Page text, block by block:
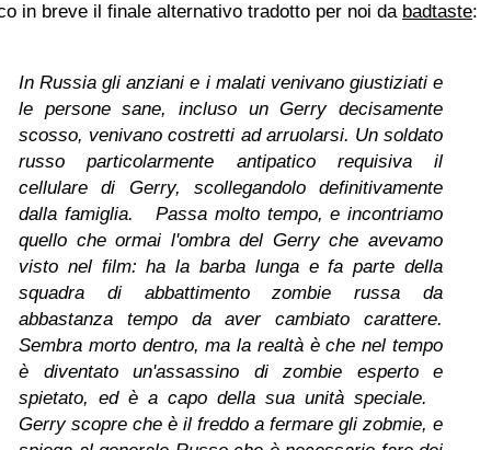
in breve il finale alternativo tradotto per noi da badtaste:
In Russia gli anziani e i malati venivano giustiziati e
le persone sane, incluso un Gerry decisamente
scosso, venivano costretti ad arruolarsi. Un soldato
russo particolarmente antipatico requisiva il
cellulare di Gerry, scollegandolo definitivamente
dalla famiglia.
Passa molto tempo, e incontriamo
quello che ormai l'ombra del Gerry che avevamo
visto nel film: ha la barba lunga e fa parte della
squadra di abbattimento zombie russa da
abbastanza tempo da aver cambiato carattere.
Sembra morto dentro, ma la realtà è che nel tempo
è diventato un'assassino di zombie esperto e
spietato, ed è a capo della sua unità speciale.
Gerry scopre che è il freddo a fermare gli zobmie, e